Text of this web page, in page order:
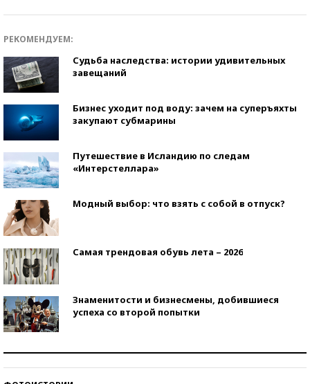
РЕКОМЕНДУЕМ:
Судьба наследства: истории удивительных
завещаний
Бизнес уходит под воду: зачем на суперъяхты
закупают субмарины
Путешествие в Исландию по следам
«Интерстеллара»
Модный выбор: что взять с собой в отпуск?
Самая трендовая обувь лета – 2026
Знаменитости и бизнесмены, добившиеся
успеха со второй попытки